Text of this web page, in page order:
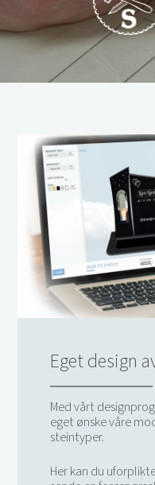
Eget design
Med vårt
eget ønske våre
steintyper.
Her kan du